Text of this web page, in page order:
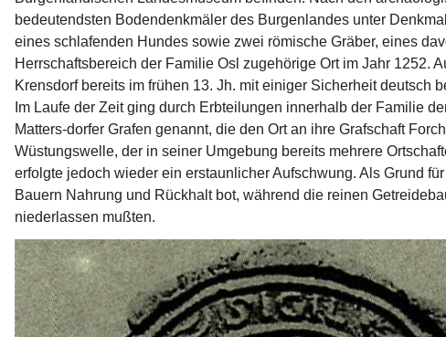
bedeutendsten Bodendenk­mäler des Burgenlandes unter
eines schlafenden Hundes sowie zwei römische Gräber, eines
Herrschaftsbereich der Familie Osl zugehörige Ort im Jahr 1252.
Krensdorf bereits im frühen 13. Jh. mit einiger Sicherheit deutsch
Im Laufe der Zeit ging durch Erbteilungen innerhalb der Familie
Matters-dorfer Grafen genannt, die den Ort an ihre Grafschaft
Wüstungswelle, der in seiner Umgebung bereits mehrere
erfolgte jedoch wieder ein erstaunlicher Auf­schwung. Als Grund
Bauern Nahrung und Rückhalt bot, während die reinen